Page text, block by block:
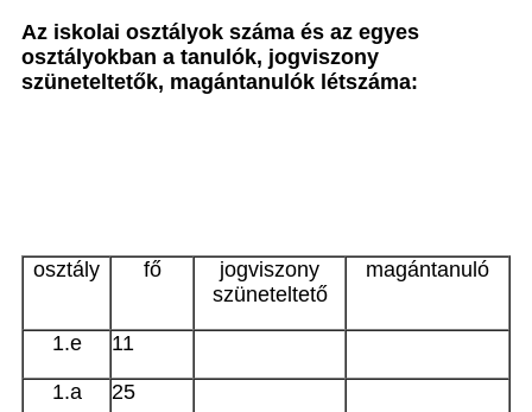
Az iskolai osztályok száma és az egyes
osztályokban a tanulók, jogviszony
szüneteltetők, magántanulók létszáma:
osztály fő
jogviszony
szüneteltető
magántanuló
1.e 11
1.a 25